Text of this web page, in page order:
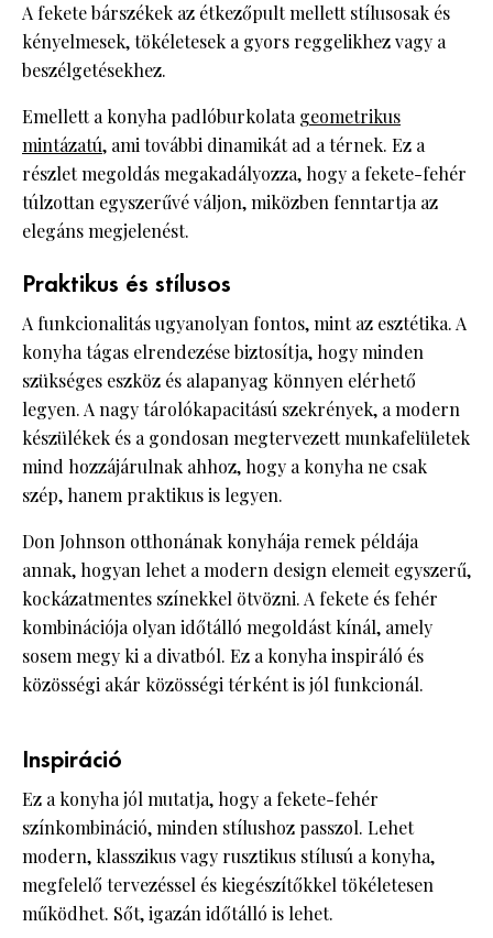
A fekete bárszékek az étkezőpult mellett stílusosak és
kényelmesek, tökéletesek a gyors reggelikhez vagy a
beszélgetésekhez.
Emellett a konyha padlóburkolatageometrikus
mintázatú, ami további dinamikát ad a térnek. Ez a
részlet megoldás megakadályozza, hogy a fekete-fehér
túlzottan egyszerűvé váljon, miközben fenntartja az
elegáns megjelenést.
Praktikus és stílusos
A funkcionalitás ugyanolyan fontos, mint az esztétika. A
konyha tágas elrendezése biztosítja, hogy minden
szükséges eszköz és alapanyag könnyen elérhető
legyen. A nagy tárolókapacitású szekrények, a modern
készülékek és a gondosan megtervezett munkafelületek
mind hozzájárulnak ahhoz, hogy a konyha ne csak
szép, hanem praktikus is legyen.
Don Johnson otthonának konyhája remek példája
annak, hogyan lehet a modern design elemeit egyszerű,
kockázatmentes színekkel ötvözni. A fekete és fehér
kombinációja olyan időtálló megoldást kínál, amely
sosem megy ki a divatból. Ez a konyha inspiráló és
közösségi akár közösségi térként is jól funkcionál.
Inspiráció
Ez a konyha jól mutatja, hogy a fekete-fehér
színkombináció, minden stílushoz passzol. Lehet
modern, klasszikus vagy rusztikus stílusú a konyha,
megfelelő tervezéssel és kiegészítőkkel tökéletesen
működhet. Sőt, igazán időtálló is lehet.